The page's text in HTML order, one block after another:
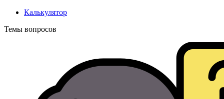
Калькулятор
Темы вопросов